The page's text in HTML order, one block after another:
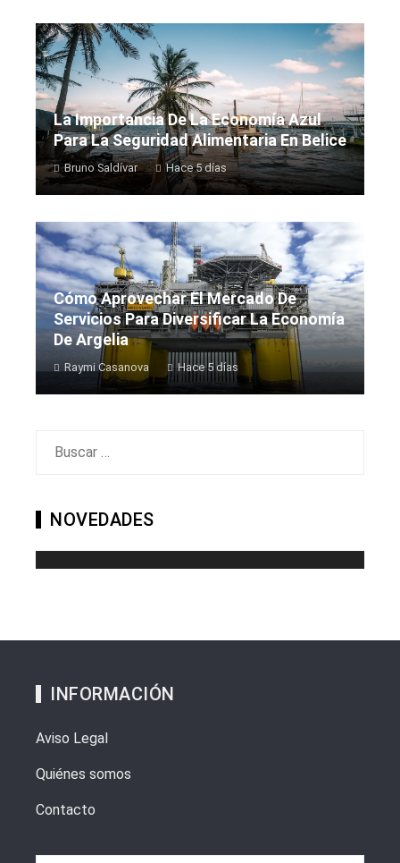
La Importancia De La Economía Azul
Para La Seguridad Alimentaria En Belice
Bruno Saldívar Hace 5 días
Cómo Aprovechar El Mercado De
Servicios Para Diversificar La Economía
De Argelia
Raymi Casanova Hace 5 días
NOVEDADES
INFORMACIÓN
Aviso Legal
Quiénes somos
Contacto